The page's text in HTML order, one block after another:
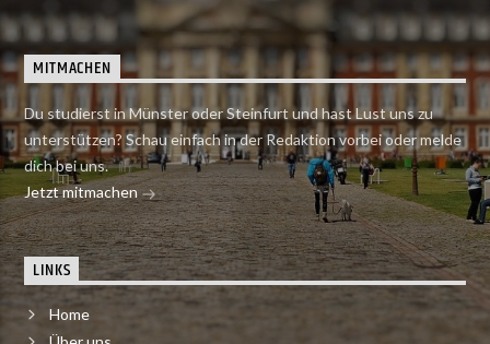
MITMACHEN
Du studierst in Münster oder Steinfurt und hast Lust uns zu
unterstützen? Schau einfach in der Redaktion vorbei oder melde
dich bei uns.
Jetzt mitmachen
LINKS
Home